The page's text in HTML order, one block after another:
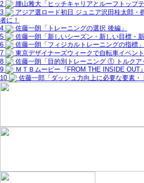
2
腰山雅大「ヒッチキャリアとルーフトップ
3
アジア選ロード初日 ジュニア沢田桂太郎・
者に！
4
佐藤一朗「トレーニングの選択 後編」
5
佐藤一朗「新しいシーズン・新しい目標・
6
佐藤一朗「フィジカルトレーニングの指標」
7
東京デザイナーズウィークで自転車イベン
8
佐藤一朗「目的別トレーニング ① トルクア
9
ＭＴＢムービー『FROM THE INSIDE OUT
10
佐藤一郎「ダッシュ力向上に必要な要素・